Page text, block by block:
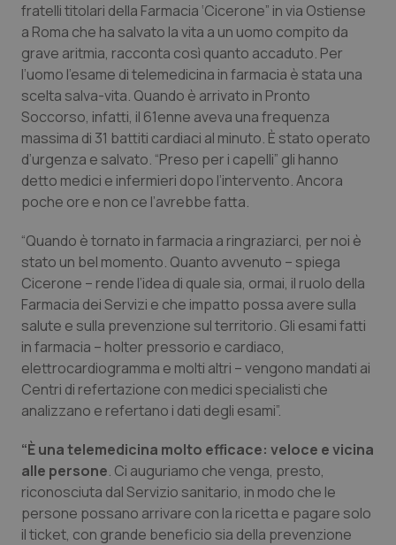
Calabria
Campania
Emilia-Romagna
Friuli Venezia Giulia
Lazio
Liguria
Lombardia
Marche
Molise
Provincia Autonoma di Bolzano
Provincia Autonoma di Trento
Asma & BPCO
Car-T
Colesterolo & coronaropatie
Dermatite Atopica
Diabete & glucometri
Disturbi dell’umore
Dolore
Donna & Salute
Epatiti
Infezioni & Febbre
Ipertensione & Scompenso
fratelli titolari della Farmacia ‘Cicerone” in via Ostiense
a Roma che ha salvato la vita a un uomo compito da
grave aritmia, racconta così quanto accaduto. Per
l’uomo l’esame di telemedicina in farmacia è stata una
scelta salva-vita. Quando è arrivato in Pronto
Soccorso, infatti, il 61enne aveva una frequenza
massima di 31 battiti cardiaci al minuto. È stato operato
d’urgenza e salvato. “Preso per i capelli” gli hanno
detto medici e infermieri dopo l’intervento. Ancora
poche ore e non ce l’avrebbe fatta.
“Quando è tornato in farmacia a ringraziarci, per noi è
stato un bel momento. Quanto avvenuto – spiega
Cicerone – rende l’idea di quale sia, ormai, il ruolo della
Farmacia dei Servizi e che impatto possa avere sulla
salute e sulla prevenzione sul territorio. Gli esami fatti
in farmacia – holter pressorio e cardiaco,
elettrocardiogramma e molti altri – vengono mandati ai
Centri di refertazione con medici specialisti che
analizzano e refertano i dati degli esami”.
“È una telemedicina molto efficace: veloce e vicina
alle persone. Ci auguriamo che venga, presto,
riconosciuta dal Servizio sanitario, in modo che le
persone possano arrivare con la ricetta e pagare solo
il ticket, con grande beneficio sia della prevenzione